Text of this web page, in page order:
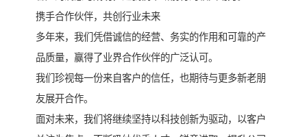
携手合作伙伴，共创行业未来
多年来，我们凭借诚信的经营、务实的作用和可靠的产
品质量，赢得了业界合作伙伴的广泛认可。
我们珍视每一份来自客户的信任，也期待与更多新老朋
友展开合作。
面对未来，我们将继续坚持以科技创新为驱动，以客户